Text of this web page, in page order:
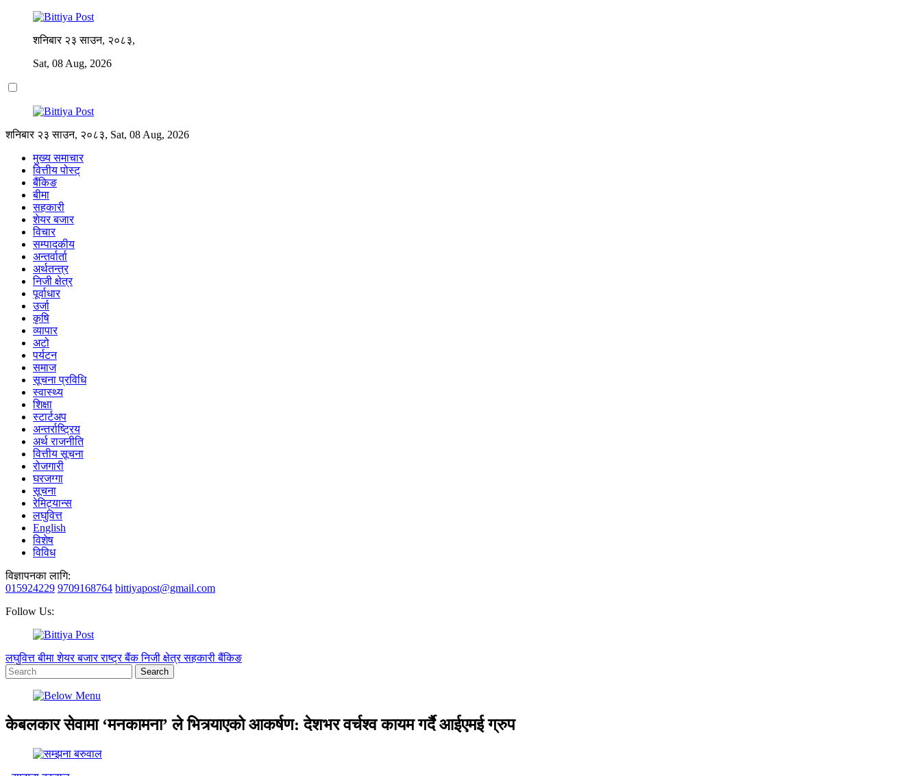
शनिबार २३ साउन, २०८३,
Sat, 08 Aug, 2026
शनिबार २३ साउन, २०८३, Sat, 08 Aug, 2026
मुख्य समाचार
वित्तीय पोस्ट्
बैंकिङ
बीमा
सहकारी
शेयर बजार
विचार
सम्पादकीय
अन्तर्वार्ता
अर्थतन्त्र
निजी क्षेत्र
पूर्वाधार
उर्जा
कृषि
व्यापार
अटो
पर्यटन
समाज
सूचना प्रविधि
स्वास्थ्य
शिक्षा
स्टार्टअप
अन्तर्राष्ट्रिय
अर्थ राजनीति
वित्तीय सूचना
रोजगारी
घरजग्गा
सूचना
रेमिट्यान्स
लघुवित्त
English
विशेष
विविध
विज्ञापनका लागि:
015924229 9709168764 bittiyapost@gmail.com
Follow Us:
लघुवित्तबीमाशेयर बजारराष्ट्र बैंकनिजी क्षेत्रसहकारीबैंकिङ
केबलकार सेवामा ‘मनकामना’ ले भित्र्याएको आकर्षण: देशभर वर्चश्व कायम गर्दै आईएमई ग्रुप